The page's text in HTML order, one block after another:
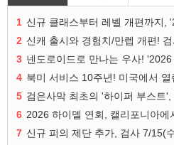
1
2 신캐 출시와 경험치/만렙 개편!
3
4 북미 서비스 10주년! 미국에서
5 검은사막 최초의 '하이퍼 부스트
6 2026 하이델 연회, 캘리포니아에
7 신규 피의 제단 추가, 검사 7/15(